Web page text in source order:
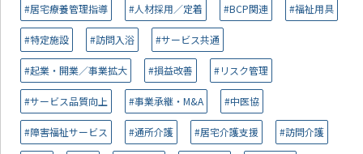
#居宅療養管理指導 #人材採用／定着 #BCP関連 #福祉用具
#特定施設 #訪問入浴 #サービス共通
#起業・開業／事業拡大 #損益改善 #リスク管理
#サービス品質向上 #事業承継・M&A #中医協
#障害福祉サービス #通所介護 #居宅介護支援 #訪問介護